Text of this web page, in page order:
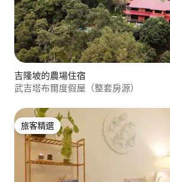
吉隆坡的農場住宿
武吉塔布爾度假屋（整套房源）
旅客精選
旅客精選